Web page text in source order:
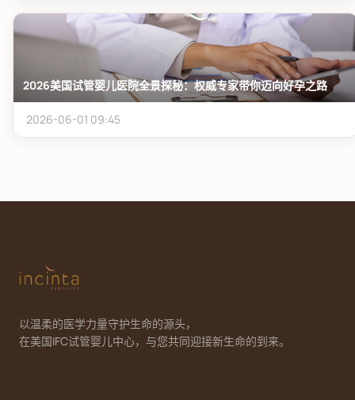
2026美国试管婴儿医院全景探秘：权威专家带你迈向好孕之路
2026-06-01 09:45
以温柔的医学力量守护生命的源头，
在美国IFC试管婴儿中心，与您共同迎接新生命的到来。